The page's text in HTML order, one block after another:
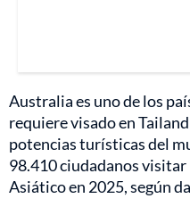
Australia es uno de los
requiere visado en
potencias turísticas del
98.410 ciudadanos visitar
Asiático en 2025, según